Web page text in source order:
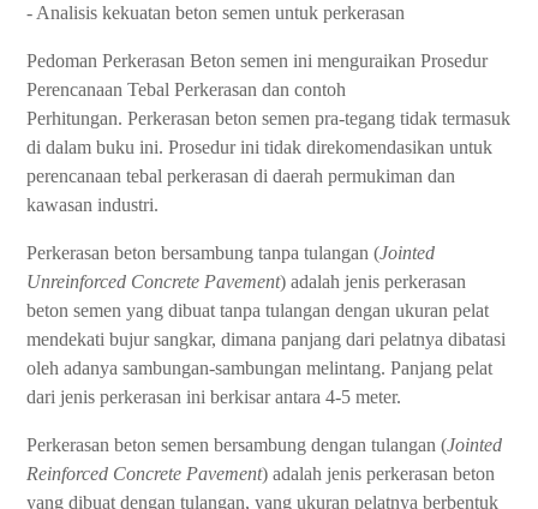
- Analisis kekuatan beton semen untuk perkerasan
Pedoman Perkerasan Beton semen ini menguraikan Prosedur
Perencanaan Tebal Perkerasan dan contoh
Perhitungan. Perkerasan beton semen pra-tegang tidak termasuk
di dalam buku ini. Prosedur ini tidak direkomendasikan untuk
perencanaan tebal perkerasan di daerah permukiman dan
kawasan industri.
Perkerasan beton bersambung tanpa tulangan (Jointed
Unreinforced Concrete Pavement) adalah jenis perkerasan
beton semen yang dibuat tanpa tulangan dengan ukuran pelat
mendekati bujur sangkar, dimana panjang dari pelatnya dibatasi
oleh adanya sambungan-sambungan melintang. Panjang pelat
dari jenis perkerasan ini berkisar antara 4-5 meter.
Perkerasan beton semen bersambung dengan tulangan (Jointed
Reinforced Concrete Pavement) adalah jenis perkerasan beton
yang dibuat dengan tulangan, yang ukuran pelatnya berbentuk